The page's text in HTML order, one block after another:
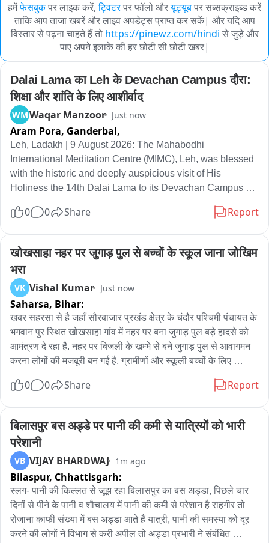
हमेंफेसबुकपर लाइक करें, ट्विटरपर फॉलो औरयूट्यूबपर सब्सक्राइब्ड करें
ताकि आप ताजा खबरें और लाइव अपडेट्स प्राप्त कर सकें| और यदि आप
विस्तार से पढ़ना चाहते हैं तो https://pinewz.com/hindi से जुड़े और
पाए अपने इलाके की हर छोटी सी छोटी खबर|
Dalai Lama का Leh के Devachan Campus दौरा:
शिक्षा और शांति के लिए आशीर्वाद
WMWaqar Manzoor Just now
Aram Pora, Ganderbal,
Leh, Ladakh | 9 August 2026: The Mahabodhi
International Meditation Centre (MIMC), Leh, was blessed
with the historic and deeply auspicious visit of His
Holiness the 14th Dalai Lama to its Devachan Campus
comes 32 years after his first historic visit to the campus in
Campus at a time when Mahabodhi was still largely a
dream and a vision for the future. Today, His Holiness
returned to the same campus, blessing its continued
journey of education, healthcare, meditation, humanitarian
service, environmental responsibility, world peace, and
universal compassion. The programme began with a
reverential welcome to His Holiness by Ven. Bhikkhu
Sanghasena, Founder and Spiritual Director of MIMC,
along with monks, nuns, students, staff, volunteers, and
reverence and gratitude, Ven. Bhikkhu Sanghasena
address to His Holiness and the gathering. He recalled the
historic beginning of the Devachan Campus and
expressed profound gratitude for His Holiness’s continued
blessings and guidance over the past more than three
decades. Ven. Bhikkhu Sanghasena highlighted the
guiding principles of Mahabodhi, particularly “Meditation in
Action and Compassion in Action,” inspired by His
Holiness’s teachings on compassion, wisdom, non-
violence, universal responsibility, and the fundamental
0 0 Share Report
खोखसाहा नहर पर जुगाड़ पुल से बच्चों के स्कूल जाना जोखिम
भरा
VK Vishal Kumar Just now
Saharsa, Bihar:
खबर सहरसा से है जहाँ सौरबाजार प्रखंड क्षेत्र के चंदौर पश्चिमी पंचायत के
भगवान पुर स्थित खोखसाहा गांव में नहर पर बना जुगाड़ पुल बड़े हादसे को
आमंत्रण दे रहा है. नहर पर बिजली के खम्भे से बने जुगाड़ पुल से आवागमन
करना लोगों की मजबूरी बन गई है. ग्रामीणों और स्कूली बच्चों के लिए
शिक्षक जान जोखिम में डालकर पुल पार करके स्कूल जाने पर मजबूर हैं.
बड़ी घटना ना हो जाए. इसको लेकर ग्रामीणों ने स्थानीय विधायक आईपी
गुप्ता और जिला प्रशासन से जल्द पुल निर्माण कराने की मांग की है. यहाँ पुल
बन जाने से छात्रों को नजदीक के NPS विद्यालय खोखसाहा जाने में
सुविधाएं मिलेंगी और आसपास के गांव के लोगों को भी शहर आने-जाने में
काफी सहूलियत होगी.
0 0 Share Report
बिलासपुर बस अड्डे पर पानी की कमी से यात्रियों को भारी
परेशानी
VB VIJAY BHARDWAJ 1m ago
Bilaspur, Chhattisgarh:
स्लग- पानी की किल्लत से जूझ रहा बिलासपुर का बस अड्डा, पिछले चार
दिनों से पीने के पानी व शौचालय में पानी की कमी से परेशान है राहगीर तो
रोजाना काफी संख्या में बस अड्डा आते हैं यात्री, पानी की समस्या को दूर
करने की लोगों ने विभाग से करी अपील तो अड्डा प्रभारी ने संबंधित